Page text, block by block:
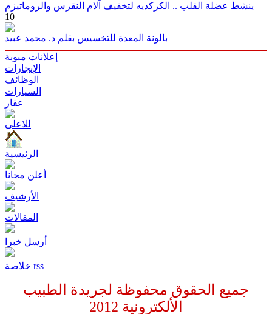
ينشط عضلة القلب .. الكركديه لتخفيف آلام النقرس والروماتيزم
10
بالونة المعدة للتخسيس بقلم د. محمد عبيد
إعلانات مبوبة
الإيجارات
الوظائف
السيارات
عقار
للاعلى
الرئيسية
أعلن مجانا
الأرشيف
المقالات
أرسل خبرا
خلاصة rss
جميع الحقوق محفوظة لجريدة الطبيب
الألكترونية